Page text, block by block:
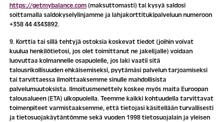
https://getmybalance.com(maksuttomasti) tai kysyä saldosi
soittamalla saldokyselylinjamme ja lahjakorttitukipalveluun numeroon
+358 44 4343892.
9. Korttia tai sillä tehtyjä ostoksia koskevat tiedot (joihin voivat
kuulua henkilötietosi, jos olet toimittanut ne jakelijalle) voidaan
luovuttaa kolmannelle osapuolelle, jos laki vaatii sitä
talousrikollisuuden ehkäisemiseksi, pyytämäsi palvelun tarjoamiseksi
tai tarvittaessa ilmoittaaksemme sinulle mahdollisista
palvelumuutoksista. Ilmoitusmenettely koskee myös maita Euroopan
talousalueen (ETA) ulkopuolella. Teemme kaikki kohtuudella tarvittavat
toimenpiteet varmistaaksemme, että tietojasi käsitellään turvallisesti
ja tietosuojakäytäntömme sekä vuoden 1998 tietosuojalain ja yleisen